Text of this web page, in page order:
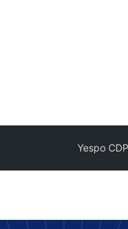
Yespo